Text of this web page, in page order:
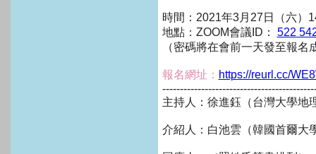
時間：2021年3月27日（六）
地點：ZOOM會議ID：
522
（密碼將在會前一天發至報名
報名網址： https://reurl.cc/
主持人：徐進鈺（台灣大學地
介紹人：白池雲（韓國首爾大